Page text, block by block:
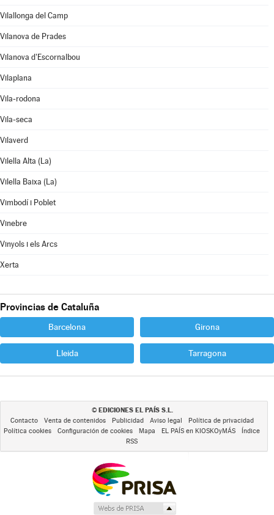
Vilallonga del Camp
Vilanova de Prades
Vilanova d'Escornalbou
Vilaplana
Vila-rodona
Vila-seca
Vilaverd
Vilella Alta (La)
Vilella Baixa (La)
Vimbodí i Poblet
Vinebre
Vinyols i els Arcs
Xerta
Provincias de Cataluña
Barcelona Girona
Lleida Tarragona
© EDICIONES EL PAÍS S.L.
Contacto Venta de contenidos Publicidad Aviso legal
Política de privacidad
Política cookies
Configuración de cookies Mapa EL PAÍS en KIOSKOyMÁS
Índice
RSS